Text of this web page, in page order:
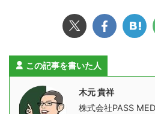
この記事を書いた人
木元 貴祥
株式会社PASS